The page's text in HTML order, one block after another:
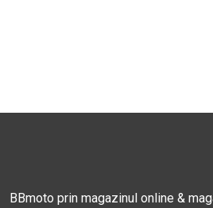
BBmoto prin magazinul online &